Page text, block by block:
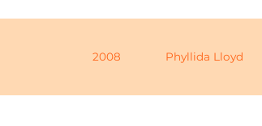
2008 Phyllida Lloyd